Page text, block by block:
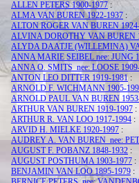
ALLEN PETERS 1900-1977:
ALMA VAN BUREN 1922-1937 :
ALTON ROGER VAN BUREN
ALVINA DOROTHY VAN BUREN
ALYDA DAATJE (WILLEMINA)
ANNA MARIE SEIBEL nee: JUNG
ANNA O. SMITS nee: LOOSE
ANTON LEO DITTER 1919-1981 :
ARNOLD F. WICHMANN 1905-
ARNOLD PAUL VAN BUREN
ARTHUR VAN BUREN 1919-1997 :
ARTHUR R. VAN LOO 1917-1994 :
ARVID H. MIELKE 1920-1997 :
AUDREY A. VAN BUREN nee:
AUGUST F. POBANZ 1848-1932 :
AUGUST POSTHUMA 1903-1977 :
BENJAMIN VAN LOO 1895-1979 :